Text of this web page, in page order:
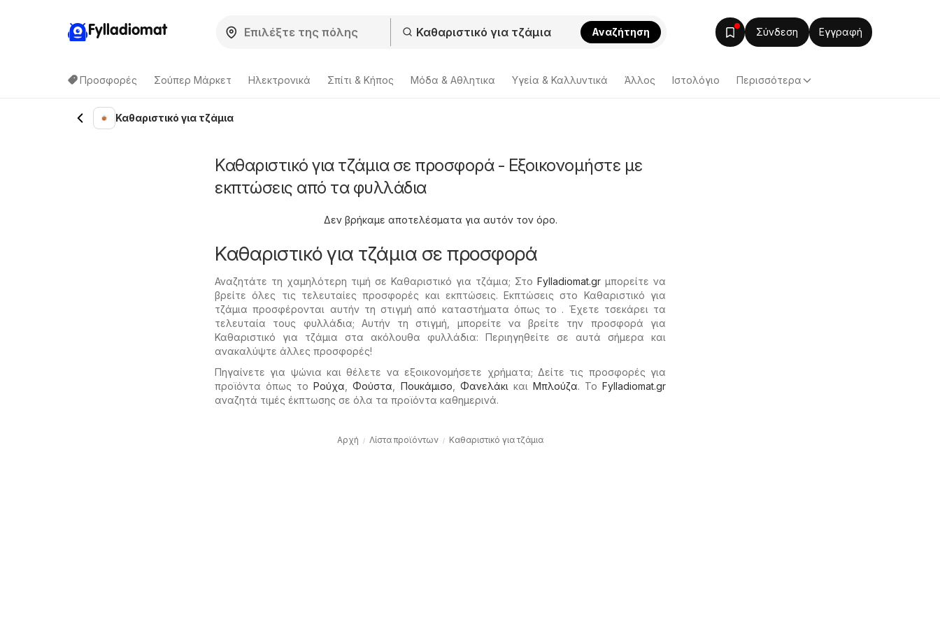
Fylladiomat Αναζήτηση Σύνδεση Εγγραφή
Προσφορές Σούπερ Μάρκετ Hλεκτρονικά Σπίτι & Κήπος Μόδα & Aθλητικα Υγεία & Καλλυντικά Άλλος Ιστολόγιο Περισσότερα
Καθαριστικό για τζάμια
Καθαριστικό για τζάμια σε προσφορά - Εξοικονομήστε με
εκπτώσεις από τα φυλλάδια
Δεν βρήκαμε αποτελέσματα για αυτόν τον όρο.
Καθαριστικό για τζάμια σε προσφορά
Αναζητάτε τη χαμηλότερη τιμή σε Καθαριστικό για τζάμια; Στο Fylladiomat.gr μπορείτε να
βρείτε όλες τις τελευταίες προσφορές και εκπτώσεις. Εκπτώσεις στο Καθαριστικό για
τζάμια προσφέρονται αυτήν τη στιγμή από καταστήματα όπως το . Έχετε τσεκάρει τα
τελευταία τους φυλλάδια; Αυτήν τη στιγμή, μπορείτε να βρείτε την προσφορά για
Καθαριστικό για τζάμια στα ακόλουθα φυλλάδια: Περιηγηθείτε σε αυτά σήμερα και
ανακαλύψτε άλλες προσφορές!
Πηγαίνετε για ψώνια και θέλετε να εξοικονομήσετε χρήματα; Δείτε τις προσφορές για
προϊόντα όπως τοΡούχα ,Φούστα Πουκάμισο Φανελάκι και Μπλούζα. ΤοFylladiomat.gr
αναζητά τιμές έκπτωσης σε όλα τα προϊόντα καθημερινά.
Αρχή Λίστα προϊόντων Καθαριστικό για τζάμια